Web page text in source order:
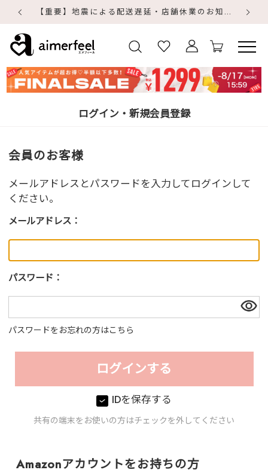
【重要】地震による配送遅延・店舗休業のお知らせ
ログイン・新規会員登録
会員のお客様
メールアドレスとパスワードを入力してログインして
ください。
メールアドレス：
パスワード：
パスワードをお忘れの方はこちら
IDを保存する
共有の端末をお使いの方はチェックを外してください
Amazonアカウントをお持ちの方